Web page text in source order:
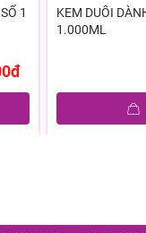
1
KEM DUỖI
1.000ML